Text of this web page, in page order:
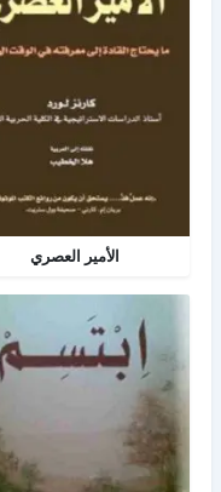
الأمير العصري